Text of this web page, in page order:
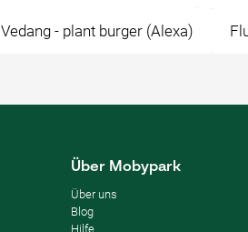
Vedang - ️plant burger ️(Alexa)
Über Mobypark
Über uns
Blog
Hilfe